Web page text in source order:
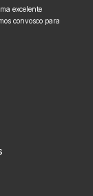
excelente
convosco para